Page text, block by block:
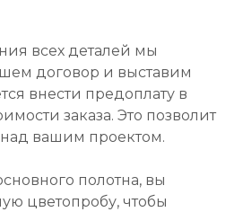
всех деталей мы
договор и выставим
внести предоплату в
заказа. Это позволит
над вашим проектом.
полотна, вы
цветопробу, чтобы